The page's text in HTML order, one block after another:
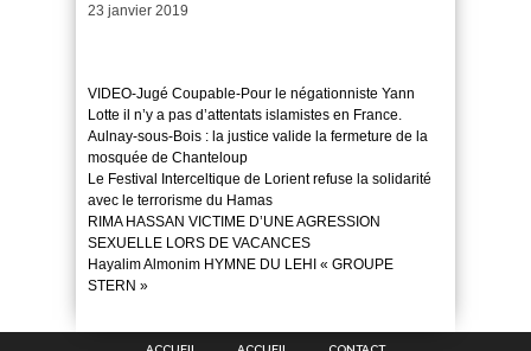
Date
23 janvier 2019
VIDEO-Jugé Coupable-Pour le négationniste Yann
Lotte il n’y a pas d’attentats islamistes en France.
Aulnay-sous-Bois : la justice valide la fermeture de la
mosquée de Chanteloup
Le Festival Interceltique de Lorient refuse la solidarité
avec le terrorisme du Hamas
RIMA HASSAN VICTIME D’UNE AGRESSION
SEXUELLE LORS DE VACANCES
Hayalim Almonim HYMNE DU LEHI « GROUPE
STERN »